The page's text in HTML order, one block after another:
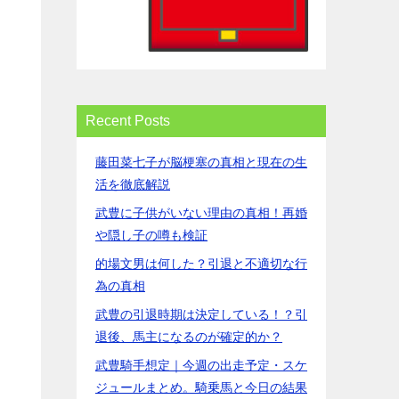
Recent Posts
藤田菜七子が脳梗塞の真相と現在の生
活を徹底解説
武豊に子供がいない理由の真相！再婚
や隠し子の噂も検証
的場文男は何した？引退と不適切な行
為の真相
武豊の引退時期は決定している！？引
退後、馬主になるのが確定的か？
武豊騎手想定｜今週の出走予定・スケ
ジュールまとめ。騎乗馬と今日の結果